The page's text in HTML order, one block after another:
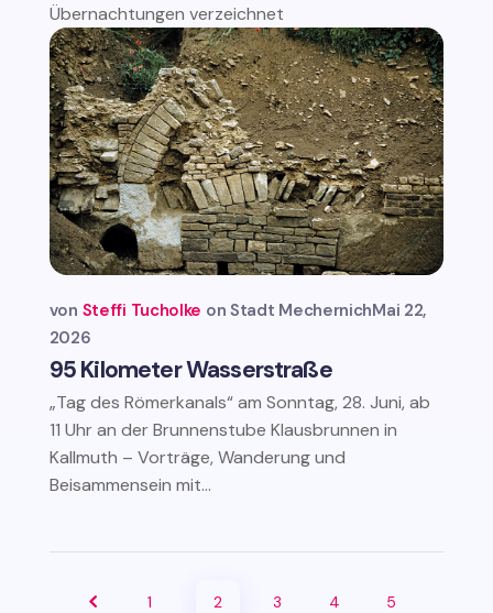
Übernachtungen verzeichnet
95 Kilometer Wasserstraße
von Steffi Tucholke Stadt MechernichMai 22,
2026
„Tag des Römerkanals“ am Sonntag, 28. Juni, ab
11 Uhr an der Brunnenstube Klausbrunnen in
Kallmuth – Vorträge, Wanderung und
Beisammensein mit...
1 2 3 4 5